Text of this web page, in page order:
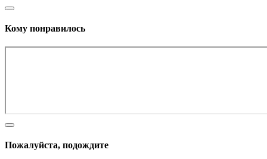
Кому понравилось
Пожалуйста, подождите